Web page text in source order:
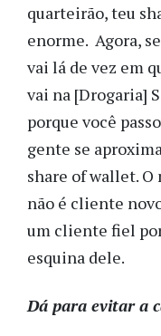
quarteirão, teu
enorme. Agora,
vai lá de vez em
vai na [Drogaria]
porque você
gente se
share of wallet.
não é cliente
um cliente fiel
esquina dele.
Dá para evitar a